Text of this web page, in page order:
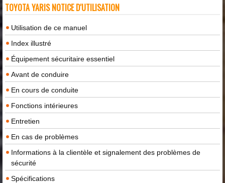
TOYOTA YARIS NOTICE D'UTILISATION
Utilisation de ce manuel
Index illustré
Équipement sécuritaire essentiel
Avant de conduire
En cours de conduite
Fonctions intérieures
Entretien
En cas de problèmes
Informations à la clientèle et signalement des problèmes de
sécurité
Spécifications